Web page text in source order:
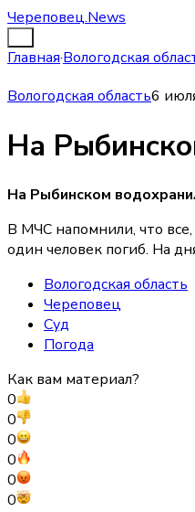
Череповец.News
Главная·Вологодская
Вологодская область6
На
На Рыбинском
В МЧС напомнили, что
один человек погиб. На
Вологодская область
Череповец
Суд
Погода
Как вам материал?
0
0
0
0
0
0